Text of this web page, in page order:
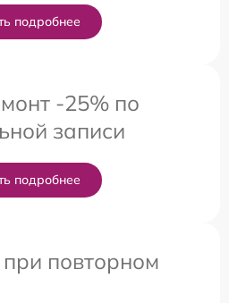
подробнее
-25% по
записи
подробнее
повторном